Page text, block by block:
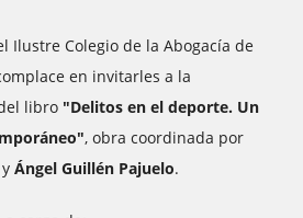
Ilustre Colegio de la Abogacía de
en invitarles a la
libro "Delitos en el deporte. Un
, obra coordinada por
y Ángel Guillén Pajuelo.